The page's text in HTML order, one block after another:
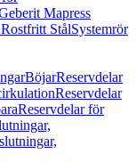
Mapress
StålSystemrör
BöjarReservdelar
Reservdelar
Reservdelar för